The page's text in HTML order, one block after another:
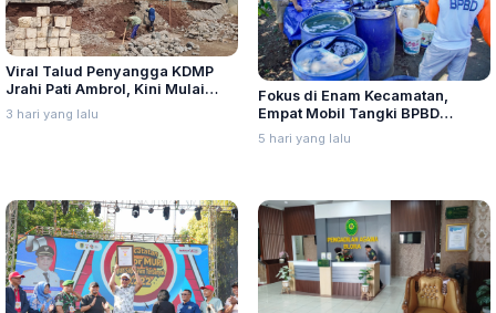
Viral Talud Penyangga KDMP
Jrahi Pati Ambrol, Kini Mulai
Diperbaiki
3 hari yang lalu
Fokus di Enam Kecamatan,
Empat Mobil Tangki BPBD
Kabupaten Lumajang Sehari 24
Kali Kirim Air Bersih
5 hari yang lalu